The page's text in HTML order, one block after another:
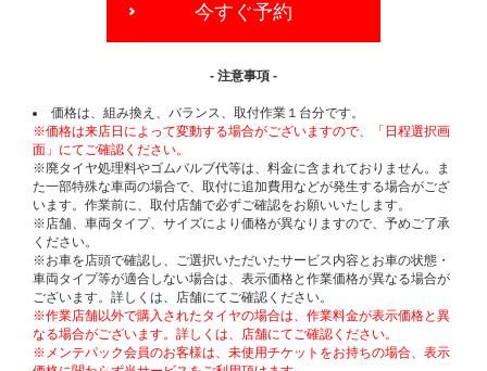
今すぐ予約
- 注意事項 -
価格は、組み換え、バランス、取付作業１台分です。
※価格は来店日によって変動する場合がございますので、「日程選択画
面」にてご確認ください。
※廃タイヤ処理料やゴムバルブ代等は、料金に含まれておりません。ま
た一部特殊な車両の場合で、取付に追加費用などが発生する場合がござ
います。作業前に、取付店舗で必ずご確認をお願いいたします。
※店舗、車両タイプ、サイズにより価格が異なりますので、予めご了承
ください。
※お車を店頭で確認し、ご選択いただいたサービス内容とお車の状態・
車両タイプ等が適合しない場合は、表示価格と作業価格が異なる場合が
ございます。詳しくは、店舗にてご確認ください。
※作業店舗以外で購入されたタイヤの場合は、作業料金が表示価格と異
なる場合がございます。詳しくは、店舗にてご確認ください。
※メンテパック会員のお客様は、未使用チケットをお持ちの場合、表示